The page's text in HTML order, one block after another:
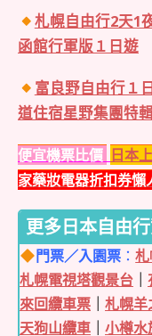
札幌自由行2天1
函館行軍版１日遊
富良野自由行１
道住宿星野集團特
便宜機票比價 日本
家藥妝電器折扣券懶
更多日本自由行
門票／入園票 ：
札幌電視塔觀景台
來回纜車票
札幌羊
天狗山纜車
小樽水